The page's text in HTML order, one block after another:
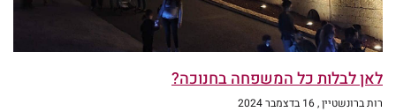
לאן לבלות כל המשפחה בחנוכה?
רות ברונשטיין 16 בדצמבר 2024